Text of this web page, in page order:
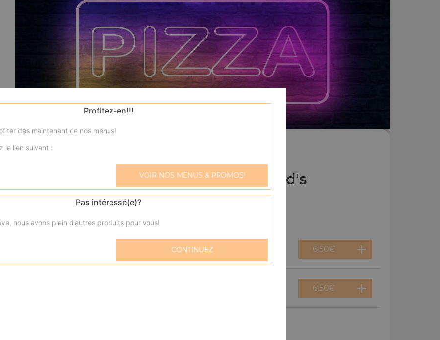
Menu Kid's
6.50€
6.50€
Profitez-en!!!
dès maintenant de nos menus!
le lien suivant :
VOIR NOS MENUS & PROMOS!
Pas intéressé(e)?
nous avons plein d'autres produits pour vous!
CONTINUEZ